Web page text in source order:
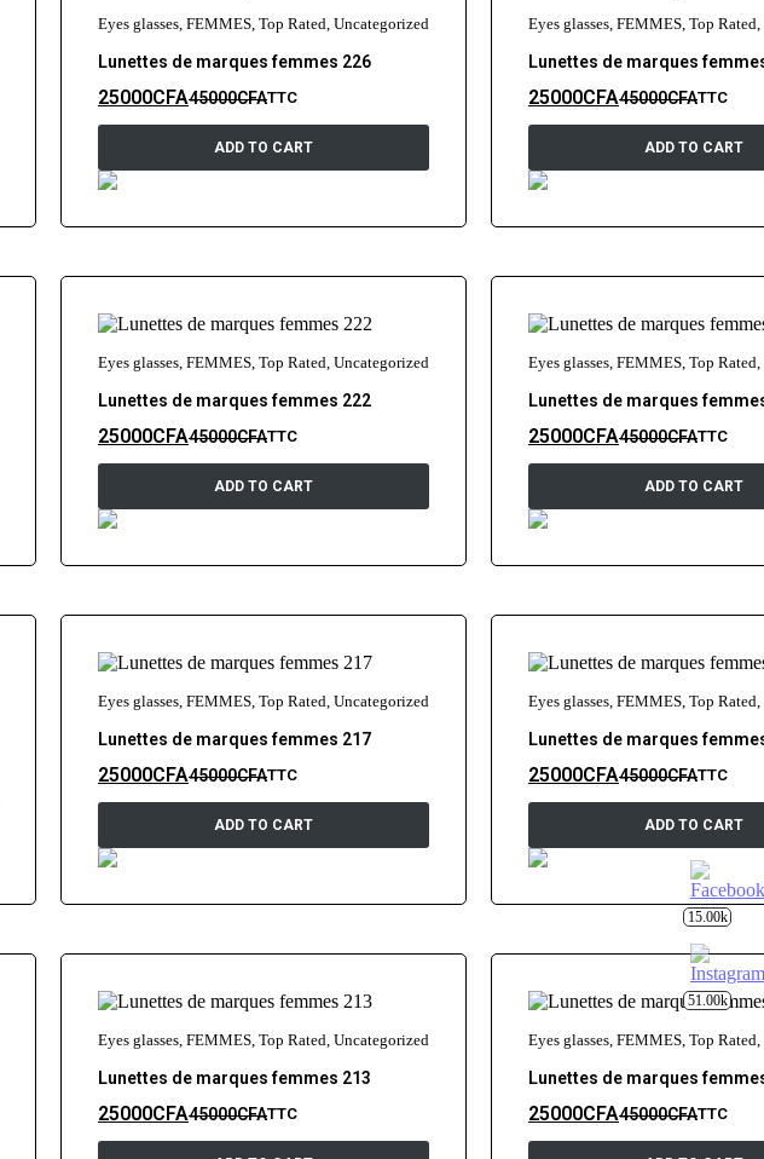
Eyes glasses, FEMMES, Top Rated, Uncategorized
Lunettes de marques femmes 226
45000CFA
25000CFA TTC
ADD TO CART
Eyes glasses, FEMMES, Top Rated,
Lunettes de marques
45000CFA
25000CFA TTC
ADD TO CART
Eyes glasses, FEMMES, Top Rated, Uncategorized
Lunettes de marques femmes 222
45000CFA
25000CFA TTC
ADD TO CART
Eyes glasses, FEMMES, Top Rated,
Lunettes de marques
45000CFA
25000CFA TTC
ADD TO CART
Eyes glasses, FEMMES, Top Rated, Uncategorized
Lunettes de marques femmes 217
45000CFA
25000CFA TTC
ADD TO CART
Eyes glasses, FEMMES, Top Rated,
Lunettes de marques
45000CFA
25000CFA TTC
ADD TO CART
Eyes glasses, FEMMES, Top Rated, Uncategorized
Lunettes de marques femmes 213
45000CFA
25000CFA TTC
Eyes glasses, FEMMES, Top Rated,
Lunettes de marques
45000CFA
25000CFA TTC
15.00k
51.00k